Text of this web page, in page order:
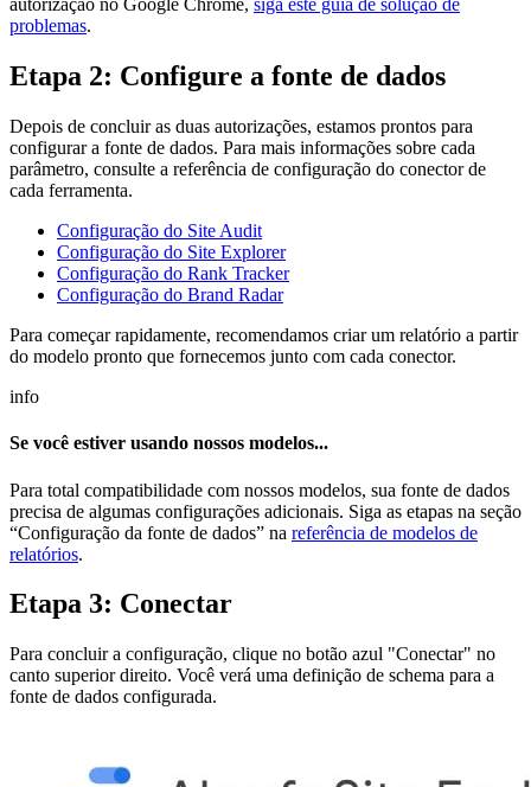
autorização no Google Chrome, siga este guia de solução de
problemas.
Etapa 2: Configure a fonte de dados
Depois de concluir as duas autorizações, estamos prontos para
configurar a fonte de dados. Para mais informações sobre cada
parâmetro, consulte a referência de configuração do conector de
cada ferramenta.
Configuração do Site Audit
Configuração do Site Explorer
Configuração do Rank Tracker
Configuração do Brand Radar
Para começar rapidamente, recomendamos criar um relatório a partir
do modelo pronto que fornecemos junto com cada conector.
info
Se você estiver usando nossos modelos...
Para total compatibilidade com nossos modelos, sua fonte de dados
precisa de algumas configurações adicionais. Siga as etapas na seção
“Configuração da fonte de dados” na referência de modelos de
relatórios.
Etapa 3: Conectar
Para concluir a configuração, clique no botão azul "Conectar" no
canto superior direito. Você verá uma definição de schema para a
fonte de dados configurada.